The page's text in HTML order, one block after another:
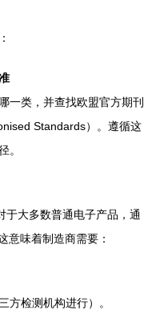
一类，并查找欧盟官方期刊
Standards）。遵循这
。
于大多数普通电子产品，通
意味着制造商需要：
方检测机构进行）。